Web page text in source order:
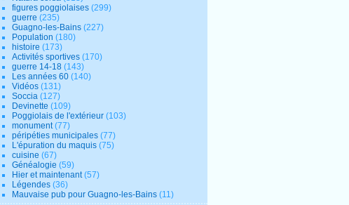
figures poggiolaises (299)
guerre (235)
Guagno-les-Bains (227)
Population (180)
histoire (173)
Activités sportives (170)
guerre 14-18 (143)
Les années 60 (140)
Vidéos (131)
Soccia (127)
Devinette (109)
Poggiolais de l'extérieur (103)
monument(77)
péripéties municipales (77)
L'épuration du maquis (75)
cuisine (67)
Généalogie (59)
Hier et maintenant(57)
Légendes (36)
Mauvaise pub pour Guagno-les-Bains (11)